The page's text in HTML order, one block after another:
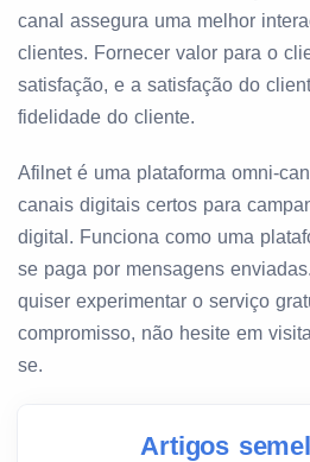
canal assegura uma melhor
clientes. Fornecer valor para o
satisfação, e a satisfação do
fidelidade do cliente.
Afilnet é uma plataforma omni-
canais digitais certos para
digital. Funciona como uma
se paga por mensagens
quiser experimentar o serviço
compromisso, não hesite em
se.
Artigos